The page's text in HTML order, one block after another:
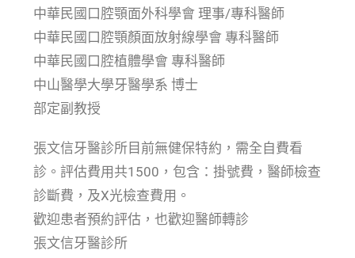
中華民國口腔顎面外科學會 理事/專科醫師
中華民國口腔顎顏面放射線學會 專科醫師
中華民國口腔植體學會 專科醫師
中山醫學大學牙醫學系 博士
部定副教授
張文信牙醫診所目前無健保特約，需全自費看
診。評估費用共1500，包含：掛號費，醫師檢查
診斷費，及X光檢查費用。
歡迎患者預約評估，也歡迎醫師轉診
張文信牙醫診所